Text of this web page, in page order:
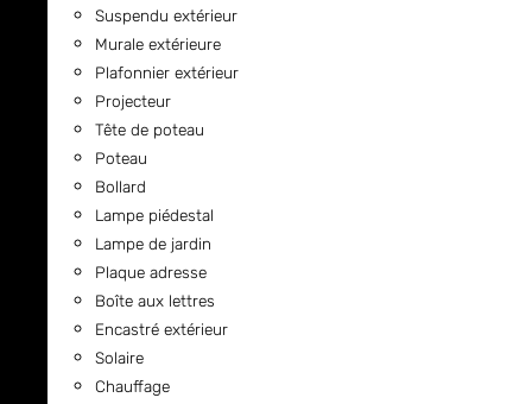
Suspendu extérieur
Murale extérieure
Plafonnier extérieur
Projecteur
Tête de poteau
Poteau
Bollard
Lampe piédestal
Lampe de jardin
Plaque adresse
Boîte aux lettres
Encastré extérieur
Solaire
Chauffage